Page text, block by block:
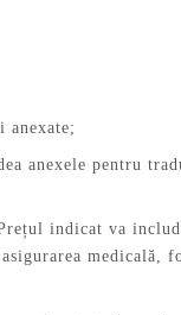
anexate;
anexele pentru
indicat va
medicală,